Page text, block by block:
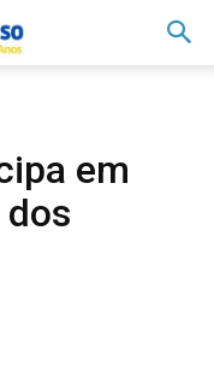
em